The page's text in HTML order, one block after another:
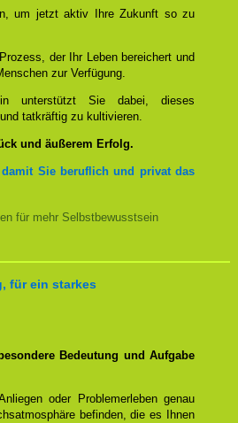
um jetzt aktiv Ihre Zukunft so zu
der Ihr Leben bereichert und
zur Verfügung.
unterstützt Sie dabei, dieses
und tatkräftig zu kultivieren.
und äußerem Erfolg.
Sie beruflich und privat das
für mehr Selbstbewusstsein
für ein starkes
Bedeutung und Aufgabe
oder Problemerleben genau
befinden, die es Ihnen